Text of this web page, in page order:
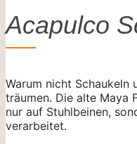
Acapulco
Warum nicht Schaukeln
träumen. Die alte Maya
nur auf Stuhlbeinen,
verarbeitet.